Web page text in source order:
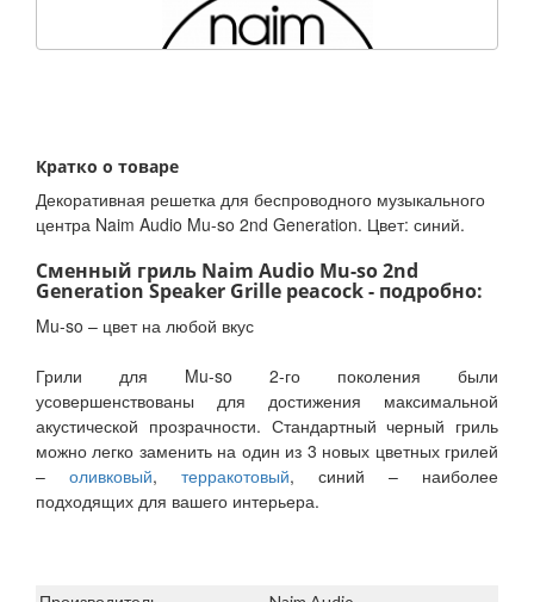
Кратко о товаре
Декоративная решетка для беспроводного музыкального
центра Naim Audio Mu-so 2nd Generation. Цвет: синий.
Сменный гриль Naim Audio Mu-so 2nd
Generation Speaker Grille peacock - подробно:
Mu-so – цвет на любой вкус
Грили для Mu-so 2-го поколения были
усовершенствованы для достижения максимальной
акустической прозрачности. Стандартный черный гриль
можно легко заменить на один из 3 новых цветных грилей
– оливковый, терракотовый, синий – наиболее
подходящих для вашего интерьера.